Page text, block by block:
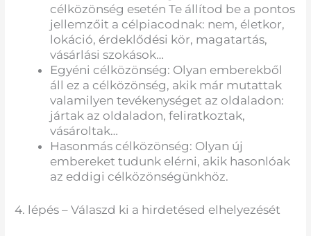
célközönség esetén Te állítod be a pontos
jellemzőit a célpiacodnak: nem, életkor,
lokáció, érdeklődési kör, magatartás,
vásárlási szokások…
Egyéni célközönség: Olyan emberekből
áll ez a célközönség, akik már mutattak
valamilyen tevékenységet az oldaladon:
jártak az oldaladon, feliratkoztak,
vásároltak…
Hasonmás célközönség: Olyan új
embereket tudunk elérni, akik hasonlóak
az eddigi célközönségünkhöz.
4. lépés – Válaszd ki a hirdetésed elhelyezését